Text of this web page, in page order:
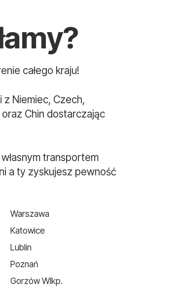
całego kraju!
z Niemiec, Czech,
Chin dostarczając
transportem
a ty zyskujesz pewność
Warszawa
Katowice
Lublin
Poznań
Gorzów Wlkp.